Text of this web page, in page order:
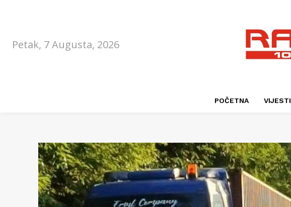
Petak, 7 Augusta, 2026
POČETNA VIJESTI